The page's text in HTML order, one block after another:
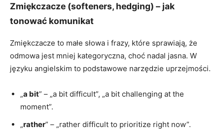
Zmiękczacze (softeners, hedging) – jak
tonować komunikat
Zmiękczacze to małe słowa i frazy, które sprawiają, że
odmowa jest mniej kategoryczna, choć nadal jasna. W
języku angielskim to podstawowe narzędzie uprzejmości.
„a bit” – „a bit difficult”, „a bit challenging at the
moment”.
„rather” – „rather difficult to prioritize right now”.